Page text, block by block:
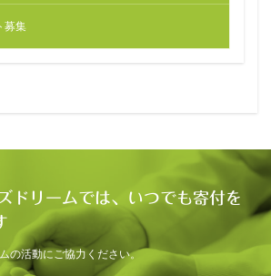
募集
ドリームでは、いつでも寄付を
の活動にご協力ください。